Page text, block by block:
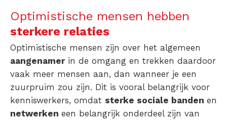
Optimistische mensen hebben
sterkere relaties
Optimistische mensen zijn over het algemeen
aangenamerin de omgang en trekken daardoor
vaak meer mensen aan, dan wanneer je een
zuurpruim zou zijn. Dit is vooral belangrijk voor
kenniswerkers, omdat sterke sociale banden en
netwerken een belangrijk onderdeel zijn van